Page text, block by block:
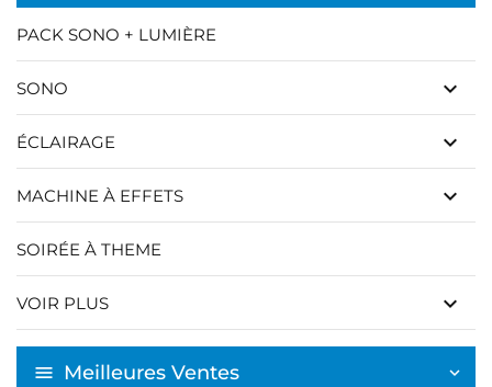
PACK SONO + LUMIÈRE
SONO keyboard_arrow_down
ÉCLAIRAGE keyboard_arrow_down
MACHINE À EFFETS keyboard_arrow_down
SOIRÉE À THEME
VOIR PLUS keyboard_arrow_down
Meilleures Ventes